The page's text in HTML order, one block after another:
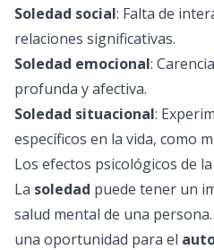
Soledad social: Falta de
relaciones significativas.
Soledad emocional:
profunda y afectiva.
Soledad situacional:
específicos en la vida, como
Los efectos psicológicos de
La soledad puede tener un
salud mental de una
una oportunidad para el